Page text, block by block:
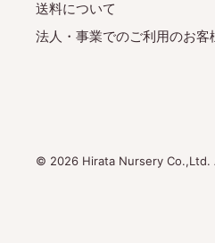
送料について
法人・事業でのご利用のお客
© 2026 Hirata Nursery Co.,Ltd.